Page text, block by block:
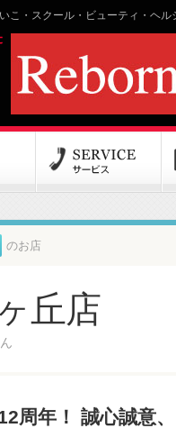
こ・スクール・ビューティ・ヘ
のお店
丘店
周年！ 誠心誠意